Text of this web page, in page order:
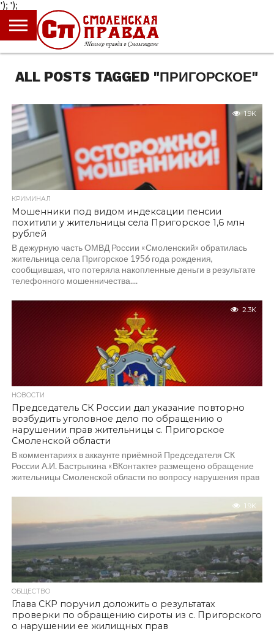
');
ГЛАВНАЯ
НОВОСТИ
ПРОИСШЕСТВИЯ
ПОЛИТИКА
КУЛЬТУРА
ЭКОНОМИКА
ОБЩЕСТВО
БЛОГИ
ALL POSTS TAGGED "ПРИГОРСКОЕ"
1.9K
КРИМИНАЛ
Мошенники под видом индексации пенсии
похитили у жительницы села Пригорское 1,6 млн
рублей
В дежурную часть ОМВД России «Смоленский» обратилась
жительница села Пригорское 1956 года рождения,
сообщившая, что потеряла накопленные деньги в результате
телефонного мошенничества....
2.3K
НОВОСТИ
Председатель СК России дал указание повторно
возбудить уголовное дело по обращению о
нарушении прав жительницы с. Пригорское
Смоленской области
В комментариях в аккаунте приёмной Председателя СК
России А.И. Бастрыкина «ВКонтакте» размещено обращение
жительницы Смоленской области по вопросу нарушения прав
1.9K
ОБЩЕСТВО
Глава СКР поручил доложить о результатах
проверки по обращению сироты из с. Пригорского
о нарушении ее жилищных прав
');